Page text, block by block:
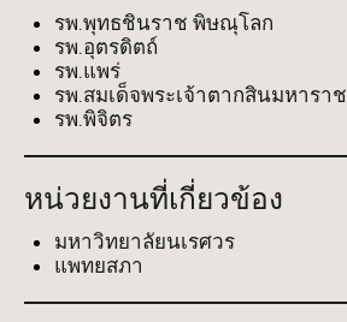
รพ.พุทธชินราช พิษณุโลก
รพ.อุตรดิตถ์
รพ.แพร่
รพ.สมเด็จพระเจ้าตากสินมหาราช
รพ.พิจิตร
หน่วยงานที่เกี่ยวข้อง
มหาวิทยาลัยนเรศวร
แพทยสภา